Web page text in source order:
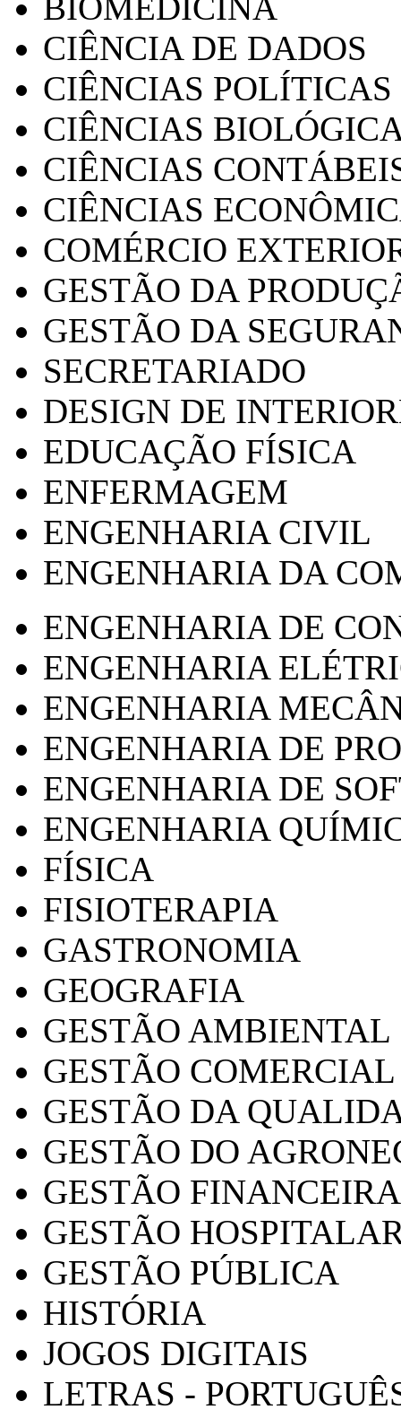
CIÊNCIA DE DADOS
CIÊNCIAS POLÍTICAS
CIÊNCIAS
CIÊNCIAS
CIÊNCIAS
COMÉRCIO
GESTÃO DA
GESTÃO DA
SECRETARIADO
DESIGN DE
EDUCAÇÃO FÍSICA
ENFERMAGEM
ENGENHARIA CIVIL
ENGENHARIA DA
ENGENHARIA DE
ENGENHARIA
ENGENHARIA
ENGENHARIA DE
ENGENHARIA DE
ENGENHARIA
FÍSICA
FISIOTERAPIA
GASTRONOMIA
GEOGRAFIA
GESTÃO AMBIENTAL
GESTÃO COMERCIAL
GESTÃO DA
GESTÃO DO
GESTÃO FINANCEIRA
GESTÃO
GESTÃO PÚBLICA
HISTÓRIA
JOGOS DIGITAIS
LETRAS -